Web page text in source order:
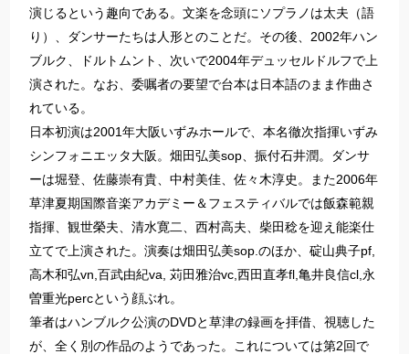
演じるという趣向である。文楽を念頭にソプラノは太夫（語
り）、ダンサーたちは人形とのことだ。その後、2002年ハン
ブルク、ドルトムント、次いで2004年デュッセルドルフで上
演された。なお、委嘱者の要望で台本は日本語のまま作曲さ
れている。
日本初演は2001年大阪いずみホールで、本名徹次指揮いずみ
シンフォニエッタ大阪。畑田弘美sop、振付石井潤。ダンサ
ーは堀登、佐藤崇有貴、中村美佳、佐々木淳史。また2006年
草津夏期国際音楽アカデミー＆フェスティバルでは飯森範親
指揮、観世榮夫、清水寛二、西村高夫、柴田稔を迎え能楽仕
立てで上演された。演奏は畑田弘美sop.のほか、碇山典子pf,
高木和弘vn,百武由紀va, 苅田雅治vc,西田直孝fl,亀井良信cl,永
曽重光percという顔ぶれ。
筆者はハンブルク公演のDVDと草津の録画を拝借、視聴した
が、全く別の作品のようであった。これについては第2回で